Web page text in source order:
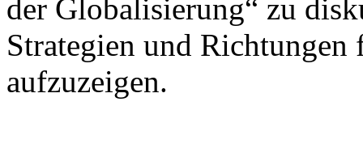
der Globalisierung“ zu
Strategien und
aufzuzeigen.